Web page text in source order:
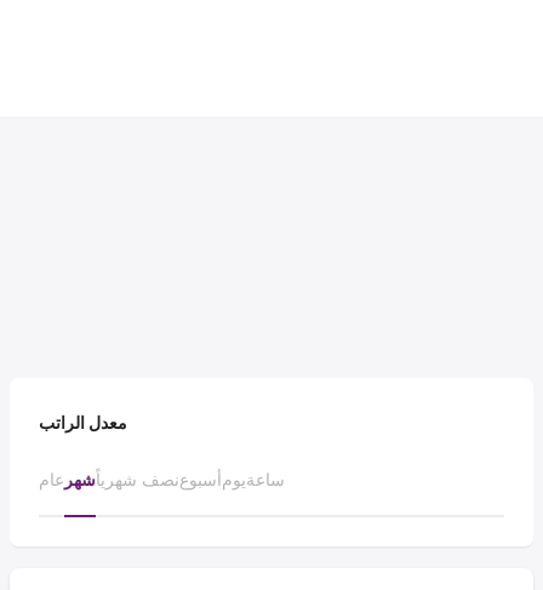
معدل الراتب
عام شهرنصف شهرياًأسبوعيومساعة